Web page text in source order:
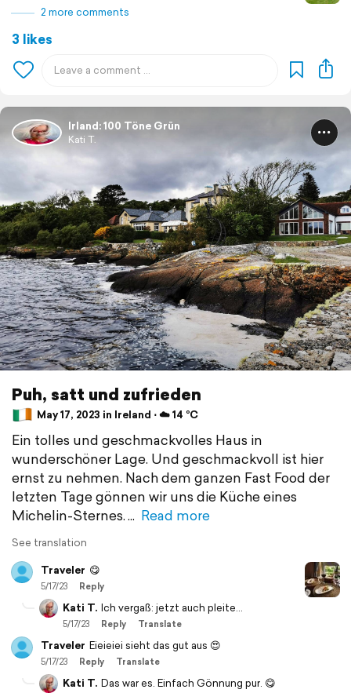
2 more comments
3 likes
Irland: 100 Töne Grün
Kati T.
Puh, satt und zufrieden
May 17, 2023 in Ireland ⋅ ☁️ 14 °C
Ein tolles und geschmackvolles Haus in
wunderschöner Lage. Und geschmackvoll ist hier
ernst zu nehmen. Nach dem ganzen Fast Food der
letzten Tage gönnen wir uns die Küche eines
Michelin-Sternes.
Read more
See translation
Traveler 😋
5/17/23 Reply
Kati T. Ich vergaß: jetzt auch pleite...
5/17/23 Reply Translate
Traveler Eieieiei sieht das gut aus 😍
5/17/23 Reply Translate
Kati T. Das war es. Einfach Gönnung pur. 😋